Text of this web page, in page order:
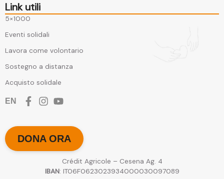
Link utili
5×1000
Eventi solidali
Lavora come volontario
Sostegno a distanza
Acquisto solidale
EN
DONA ORA
Crédit Agricole – Cesena Ag. 4
IBAN: IT06F0623023934000030097089